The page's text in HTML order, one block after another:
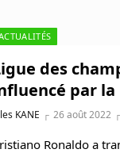
des
par
KANE 26 août 2022
Ronaldo a